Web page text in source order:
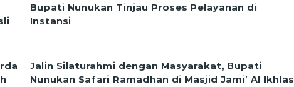
Bupati Nunukan Tinjau Proses Pelayanan di
Instansi
Jalin Silaturahmi dengan Masyarakat, Bupati
Nunukan Safari Ramadhan di Masjid Jami’ Al Ikhlas